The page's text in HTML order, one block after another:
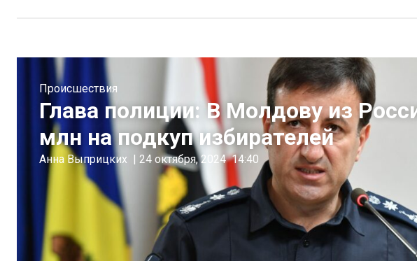
Происшествия
Глава полиции: В Молдову из
млн на подкуп избирателей
Анна Выприцких | 24 октября, 2024 14:40